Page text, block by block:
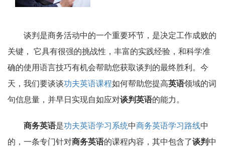
谈判是商务活动中的一个重要环节，是决定工作成败的
关键， 它具有很强的挑战性，丰富的实践经验，和科学准
确的使用语言技巧有机会帮助您获取谈判的最终胜利。今
天，我们要谈谈功夫英语课程如何帮助您提高英语领域的词
句信息量，并早日实现自如应对谈判英语的能力。
商务英语是功夫英语学习系统中商务英语学习路线中
的，一条专门针对商务英语的课程内容，其中包含了谈判 中